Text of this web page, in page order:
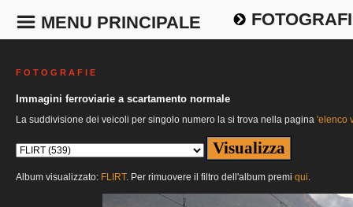
MENU PRINCIPALE
F O T O G R A F I E
Immagini ferroviarie a scartamento normale
La suddivisione dei veicoli per singolo numero la si trova nella pagina 'elenco
Album visualizzato: FLIRT. Per rimuovere il filtro dell'album premi qui.